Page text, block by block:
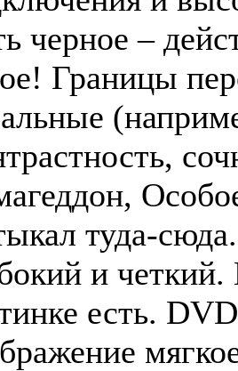
черное –
Границы
туда-
и
есть.